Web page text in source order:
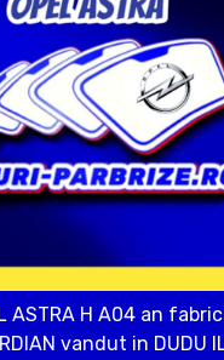
ASTRA H A04 an
vandut in DUDU